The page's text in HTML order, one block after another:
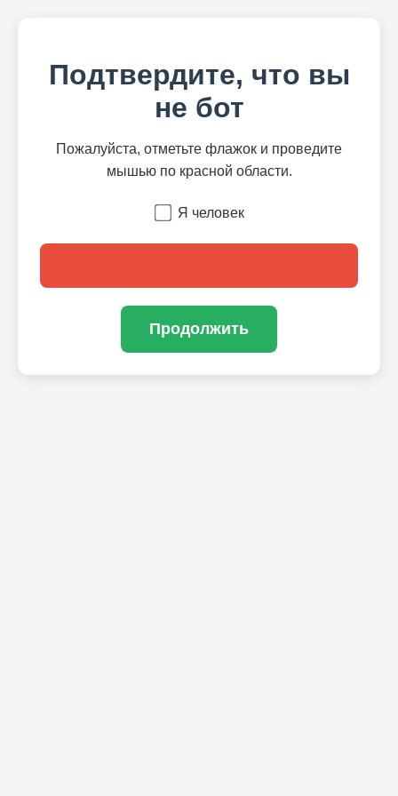
Подтвердите, что вы
не бот
Пожалуйста, отметьте флажок и проведите
мышью по красной области.
Я человек
Продолжить